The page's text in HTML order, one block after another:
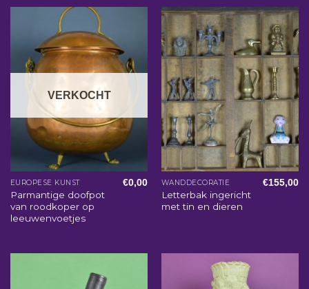
VERKOCHT
EUROPESE KUNST
Parmantige doofpot
van roodkoper op
leeuwenvoetjes
€0,00 WANDDECORATIE
Letterbak ingericht
met tin en dieren
€155,00